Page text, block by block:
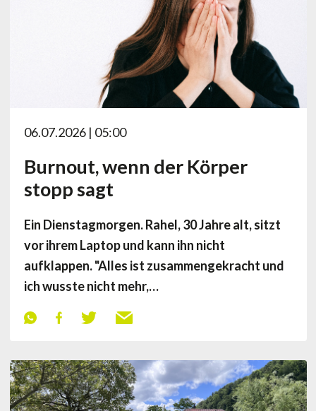
06.07.2026 | 05:00
Burnout, wenn der Körper
stopp sagt
Ein Dienstagmorgen. Rahel, 30 Jahre alt, sitzt
vor ihrem Laptop und kann ihn nicht
aufklappen. "Alles ist zusammengekracht und
ich wusste nicht mehr,…